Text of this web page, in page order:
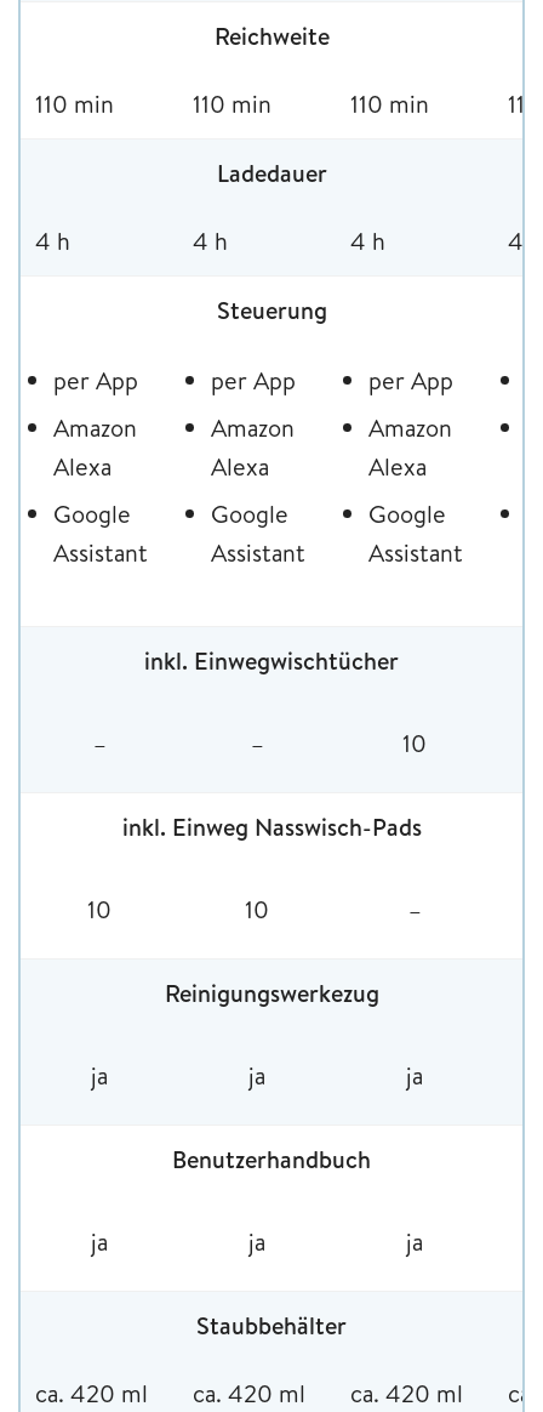
Reichweite
110 min 110 min 110 min
Ladedauer
4 h 4 h 4 h 4 h
Steuerung
per App
Amazon
Alexa
Google
Assistant
per App
Amazon
Alexa
Google
Assistant
per App
Amazon
Alexa
Google
Assistant
inkl. Einwegwischtücher
– – 10
inkl. Einweg Nasswisch-Pads
10 10 –
Reinigungswerkezug
ja ja ja
Benutzerhandbuch
ja ja ja
Staubbehälter
ca. 420 ml ca. 420 ml ca. 420 ml